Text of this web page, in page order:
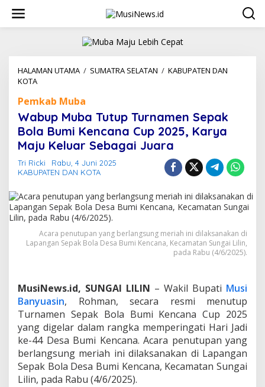
w
HALAMAN UTAMA / SUMATRA SELATAN / KABUPATEN DAN
KOTA
b
u
p
M
u
a
T
t
u
p
T
u
m
e
n
S
e
p
a
k
B
o
Pemkab Muba
Wabup Muba Tutup Turnamen Sepak
Bola Bumi Kencana Cup 2025, Karya
Maju Keluar Sebagai Juara
Tri Ricki
Rabu, 4 Juni 2025
KABUPATEN DAN KOTA
Acara penutupan yang berlangsung meriah ini dilaksanakan di
Lapangan Sepak Bola Desa Bumi Kencana, Kecamatan Sungai Lilin,
pada Rabu (4/6/2025).
MusiNews.id, SUNGAI LILIN – Wakil Bupati Musi
Banyuasin, Rohman, secara resmi menutup
Turnamen Sepak Bola Bumi Kencana Cup 2025
yang digelar dalam rangka memperingati Hari Jadi
ke-44 Desa Bumi Kencana. Acara penutupan yang
berlangsung meriah ini dilaksanakan di Lapangan
Sepak Bola Desa Bumi Kencana, Kecamatan Sungai
Lilin, pada Rabu (4/6/2025).